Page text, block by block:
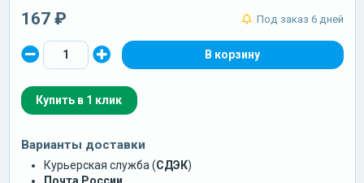
167 ₽ Под заказ 6 дней
Купить в 1 клик
Варианты доставки
Курьерская служба (СДЭК)
Почта России